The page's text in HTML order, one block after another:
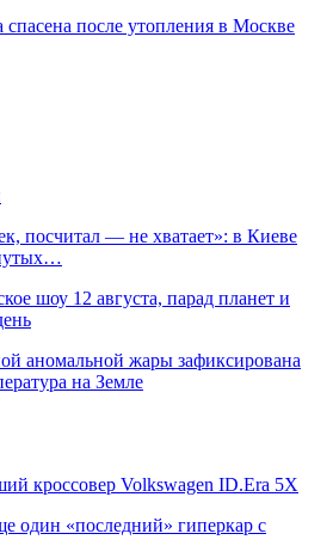
спасена после утопления в Москве
посчитал — не хватает»: в Киеве
шоу 12 августа, парад планет и
аномальной жары зафиксирована
на Земле
кроссовер Volkswagen ID.Era 5X
один «последний» гиперкар с